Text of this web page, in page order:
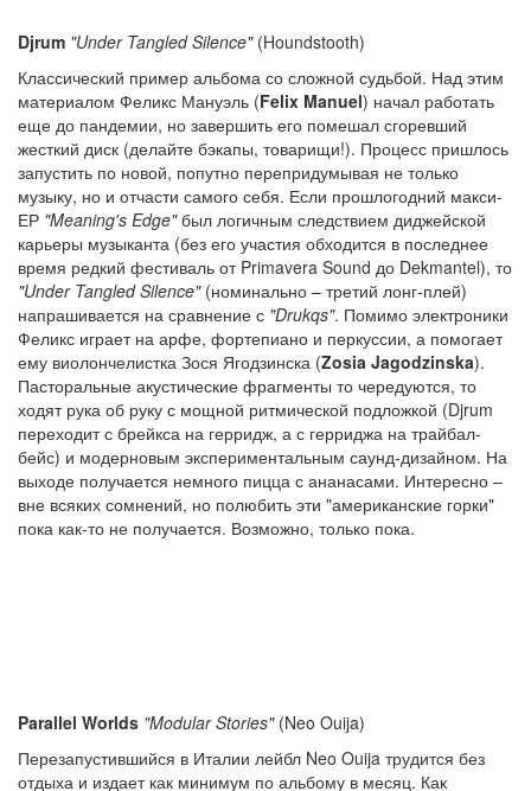
Djrum "Under Tangled Silence"(Houndstooth)
Классический пример альбома со сложной судьбой. Над этим
материалом Феликс Мануэль (Felix Manuel) начал работать
еще до пандемии, но завершить его помешал сгоревший
жесткий диск (делайте бэкапы, товарищи!). Процесс пришлось
запустить по новой, попутно перепридумывая не только
музыку, но и отчасти самого себя. Если прошлогодний макси-
ЕР "Meaning's Edge"был логичным следствием диджейской
карьеры музыканта (без его участия обходится в последнее
время редкий фестиваль от Primavera Sound до Dekmantel), то
"Under Tangled Silence"(номинально – третий лонг-плей)
напрашивается на сравнение с "Drukqs". Помимо электроники
Феликс играет на арфе, фортепиано и перкуссии, а помогает
ему виолончелистка Зося Ягодзинска (Zosia Jagodzinska).
Пасторальные акустические фрагменты то чередуются, то
ходят рука об руку с мощной ритмической подложкой (Djrum
переходит с брейкса на герридж, а с герриджа на трайбал-
бейс) и модерновым экспериментальным саунд-дизайном. На
выходе получается немного пицца с ананасами. Интересно –
вне всяких сомнений, но полюбить эти "американские горки"
пока как-то не получается. Возможно, только пока.
Parallel Worlds "Modular Stories"(Neo Ouija)
Перезапустившийся в Италии лейбл Neo Ouija трудится без
отдыха и издает как минимум по альбому в месяц. Как